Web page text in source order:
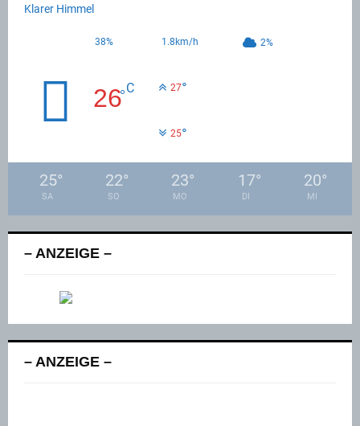
Klarer Himmel
38% 1.8km/h 2%
26°C 27°
25°
25°
SA
22°
SO
23°
MO
17°
DI
20°
MI
– ANZEIGE –
– ANZEIGE –